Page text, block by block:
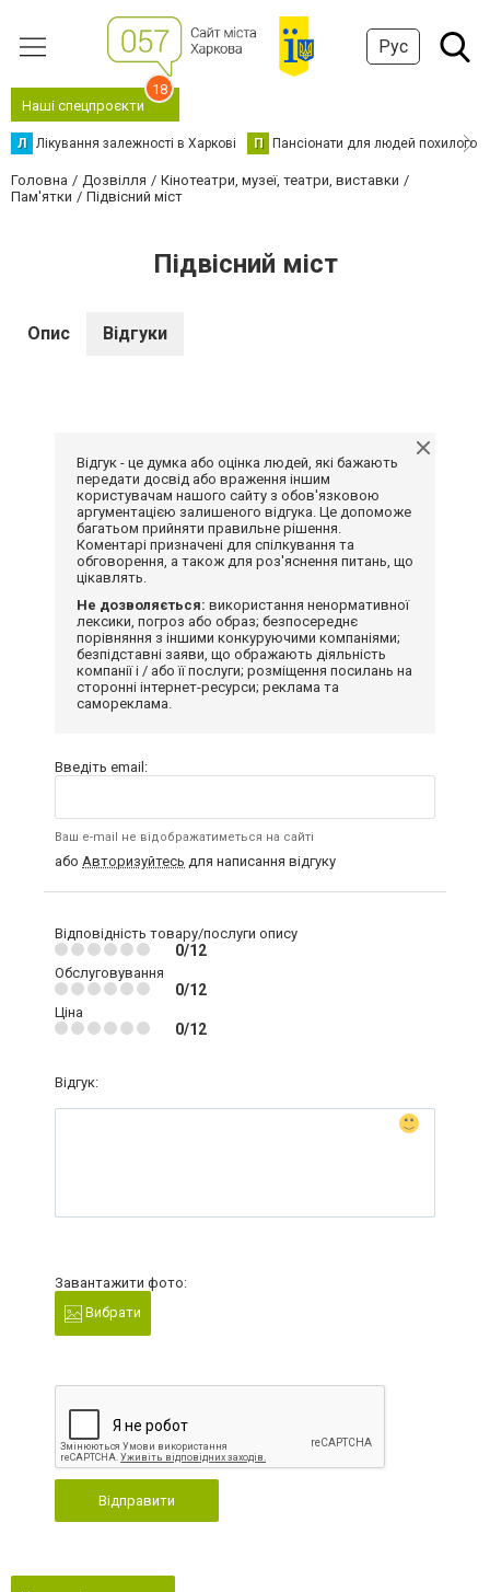
Рус
Наші спецпроєкти
18
Л Лікування залежності в Харкові П Пансіонати для людей похилого
Головна Дозвілля
Кінотеатри, музеї, театри, виставки
Пам'ятки
Підвісний міст
Підвісний міст
Опис Відгуки
Відгук - це думка або оцінка людей, які бажають
передати досвід або враження іншим
користувачам нашого сайту з обов'язковою
аргументацією залишеного відгука. Це допоможе
багатьом прийняти правильне рішення.
Коментарі призначені для спілкування та
обговорення, а також для роз'яснення питань, що
цікавлять.
Не дозволяється: використання ненормативної
лексики, погроз або образ; безпосереднє
порівняння з іншими конкуруючими компаніями;
безпідставні заяви, що ображають діяльність
компанії і / або її послуги; розміщення посилань на
сторонні інтернет-ресурси; реклама та
самореклама.
Введіть email:
Ваш e-mail не відображатиметься на сайті
або Авторизуйтесь для написання відгуку
Відповідність товару/послуги опису
0/12
Обслуговування
0/12
Ціна
0/12
Відгук:
Завантажити фото:
Вибрати
Відправити